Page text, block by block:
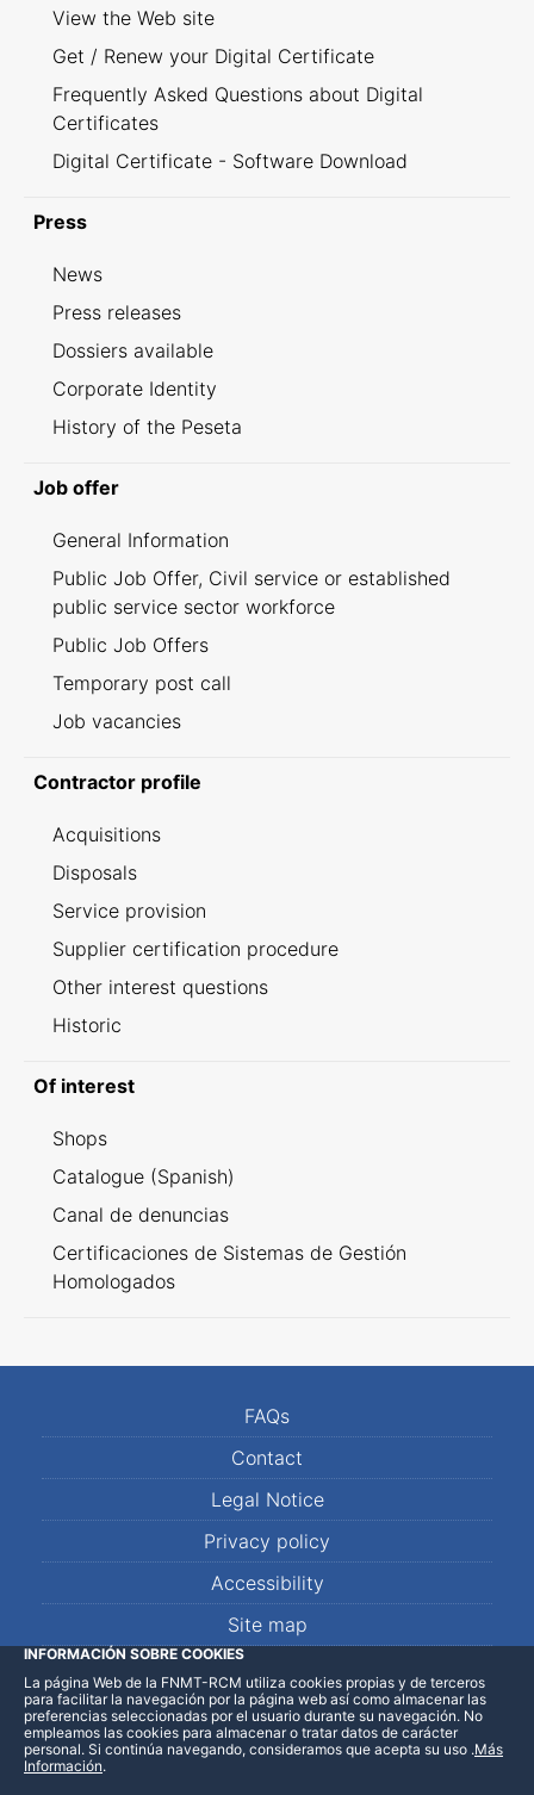
View the Web site
Get / Renew your Digital Certificate
Frequently Asked Questions about Digital
Certificates
Digital Certificate - Software Download
Press
News
Press releases
Dossiers available
Corporate Identity
History of the Peseta
Job offer
General Information
Public Job Offer, Civil service or established
public service sector workforce
Public Job Offers
Temporary post call
Job vacancies
Contractor profile
Acquisitions
Disposals
Service provision
Supplier certification procedure
Other interest questions
Historic
Of interest
Shops
Catalogue (Spanish)
Canal de denuncias
Certificaciones de Sistemas de Gestión
Homologados
FAQs
Contact
Legal Notice
Privacy policy
Accessibility
Site map
LinkedInFacebookWhatsApp
INFORMACIÓN SOBRE COOKIES
La página Web de la FNMT-RCM utiliza cookies propias y de terceros
para facilitar la navegación por la página web así como almacenar las
preferencias seleccionadas por el usuario durante su navegación. No
empleamos las cookies para almacenar o tratar datos de carácter
personal. Si continúa navegando, consideramos que acepta su uso .Más
Información.